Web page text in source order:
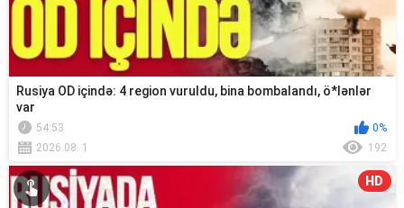
Rusiya OD içində: 4 region vuruldu, bina bombalandı, ö*lənlər
var
54:53
0%
2026.08. 1
192
HD